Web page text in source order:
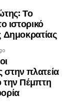
Το
ιστορικό
Δημοκρατίας
πλατεία
την Πέμπτη